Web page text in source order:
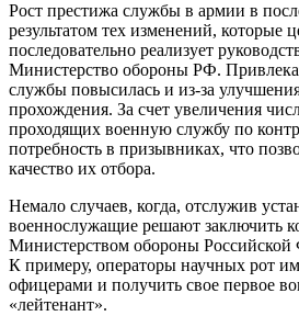
Рост престижа службы в армии в
результатом тех изменений, которые
последовательно реализует
Министерство обороны РФ.
службы повысилась и из-за
прохождения. За счет увеличения
проходящих военную службу по
потребность в призывниках, что
качество их отбора.
Немало случаев, когда, отслужив
военнослужащие решают заключить
Министерством обороны Российской
К примеру, операторы научных рот
офицерами и получить свое первое
«лейтенант».